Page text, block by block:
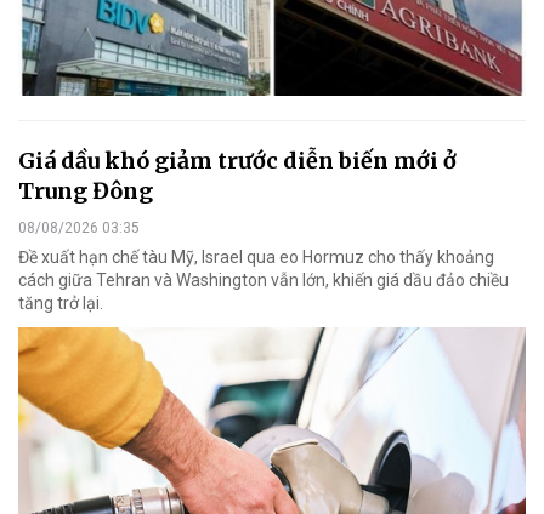
Giá dầu khó giảm trước diễn biến mới ở
Trung Đông
08/08/2026 03:35
Đề xuất hạn chế tàu Mỹ, Israel qua eo Hormuz cho thấy khoảng
cách giữa Tehran và Washington vẫn lớn, khiến giá dầu đảo chiều
tăng trở lại.